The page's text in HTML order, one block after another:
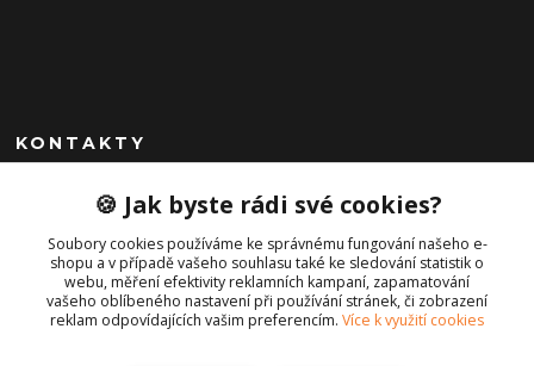
KONTAKTY
+420 792 757 523
obchod@cajkservis.cz
🍪 Jak byste rádi své cookies?
Soubory cookies používáme ke správnému fungování našeho e-
shopu a v případě vašeho souhlasu také ke sledování statistik o
webu, měření efektivity reklamních kampaní, zapamatování
vašeho oblíbeného nastavení při používání stránek, či zobrazení
reklam odpovídajících vašim preferencím. Více k využití cookies